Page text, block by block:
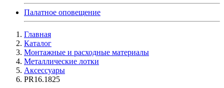
Палатное оповещение
Главная
Каталог
Монтажные и расходные материалы
Металлические лотки
Аксессуары
PR16.1825